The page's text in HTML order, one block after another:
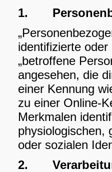
1.
identifizierte
„betroffene
angesehen, die
einer Kennung
zu einer Online-
Merkmalen
physiologischen,
oder sozialen
2.